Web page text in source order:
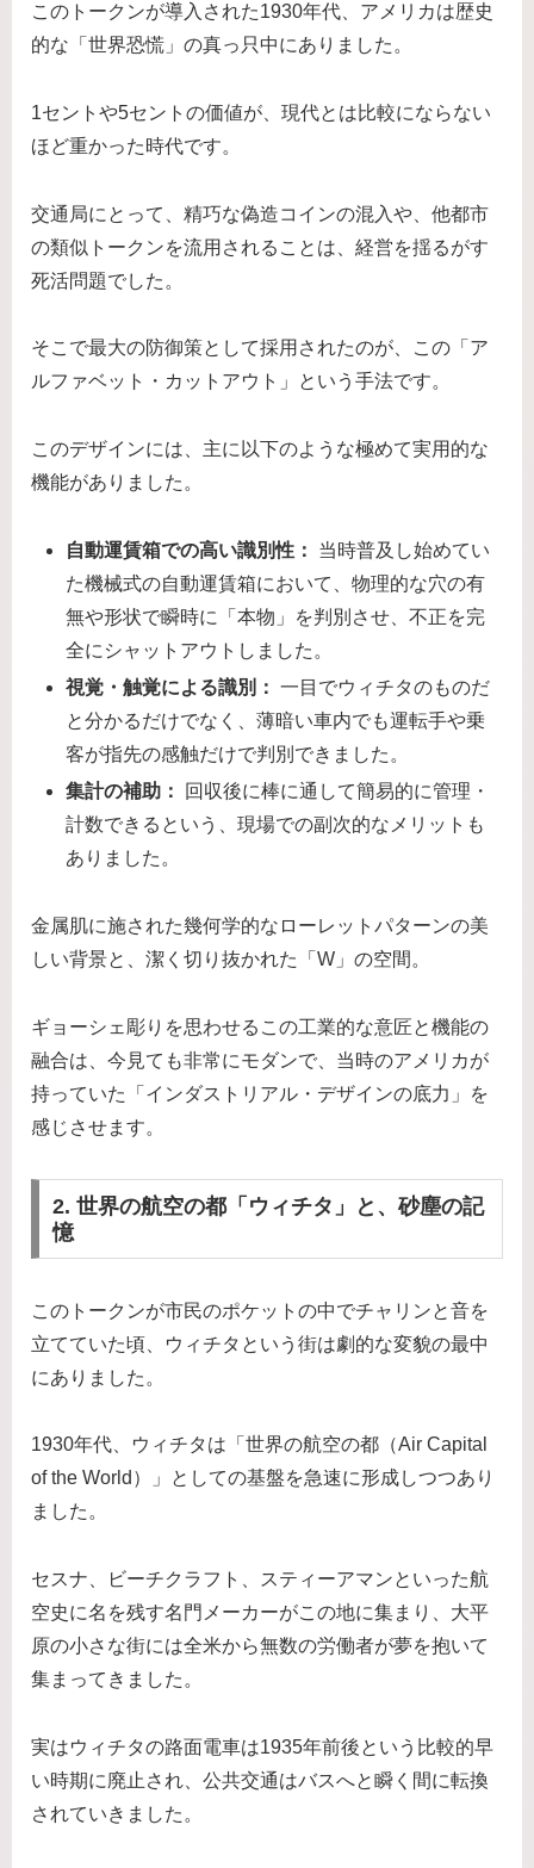
このトークンが導入された1930年代、アメリカは歴史
的な「世界恐慌」の真っ只中にありました。
1セントや5セントの価値が、現代とは比較にならない
ほど重かった時代です。
交通局にとって、精巧な偽造コインの混入や、他都市
の類似トークンを流用されることは、経営を揺るがす
死活問題でした。
そこで最大の防御策として採用されたのが、この「ア
ルファベット・カットアウト」という手法です。
このデザインには、主に以下のような極めて実用的な
機能がありました。
自動運賃箱での高い識別性：
当時普及し始めてい
た機械式の自動運賃箱において、物理的な穴の有
無や形状で瞬時に「本物」を判別させ、不正を完
全にシャットアウトしました。
視覚・触覚による識別： 一目でウィチタのものだ
と分かるだけでなく、薄暗い車内でも運転手や乗
客が指先の感触だけで判別できました。
集計の補助：
回収後に棒に通して簡易的に管理・
計数できるという、現場での副次的なメリットも
ありました。
金属肌に施された幾何学的なローレットパターンの美
しい背景と、潔く切り抜かれた「W」の空間。
ギョーシェ彫りを思わせるこの工業的な意匠と機能の
融合は、今見ても非常にモダンで、当時のアメリカが
持っていた「インダストリアル・デザインの底力」を
感じさせます。
2. 世界の航空の都「ウィチタ」と、砂塵の記
憶
このトークンが市民のポケットの中でチャリンと音を
立てていた頃、ウィチタという街は劇的な変貌の最中
にありました。
1930年代、ウィチタは「世界の航空の都（Air Capital
of the World）」としての基盤を急速に形成しつつあり
ました。
セスナ、ビーチクラフト、スティーアマンといった航
空史に名を残す名門メーカーがこの地に集まり、大平
原の小さな街には全米から無数の労働者が夢を抱いて
集まってきました。
実はウィチタの路面電車は1935年前後という比較的早
い時期に廃止され、公共交通はバスへと瞬く間に転換
されていきました。